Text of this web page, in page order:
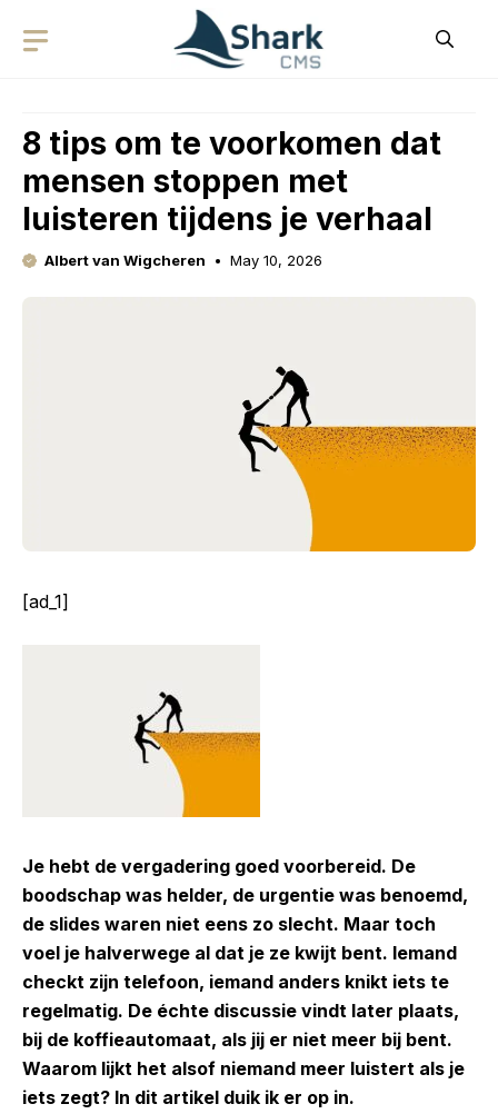
8 tips om te voorkomen dat
mensen stoppen met
luisteren tijdens je verhaal
Albert van Wigcheren May 10, 2026
[ad_1]
Je hebt de vergadering goed voorbereid. De
boodschap was helder, de urgentie was benoemd,
de slides waren niet eens zo slecht. Maar toch
voel je halverwege al dat je ze kwijt bent. Iemand
checkt zijn telefoon, iemand anders knikt iets te
regelmatig. De échte discussie vindt later plaats,
bij de koffieautomaat, als jij er niet meer bij bent.
Waarom lijkt het alsof niemand meer luistert als je
iets zegt? In dit artikel duik ik er op in.